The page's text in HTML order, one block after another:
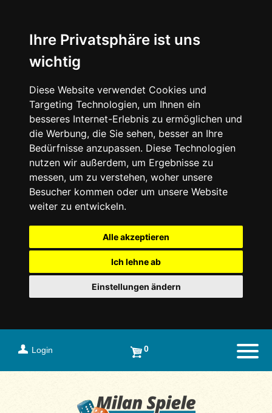
Ihre Privatsphäre ist uns
wichtig
Diese Website verwendet Cookies und
Targeting Technologien, um Ihnen ein
besseres Internet-Erlebnis zu ermöglichen und
die Werbung, die Sie sehen, besser an Ihre
Bedürfnisse anzupassen. Diese Technologien
nutzen wir außerdem, um Ergebnisse zu
messen, um zu verstehen, woher unsere
Besucher kommen oder um unsere Website
weiter zu entwickeln.
Alle akzeptieren
Ich lehne ab
Einstellungen ändern
Login 0